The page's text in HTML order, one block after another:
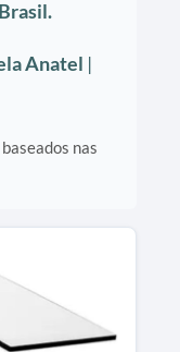
Anatel |
nas